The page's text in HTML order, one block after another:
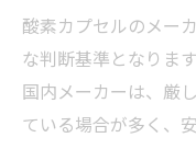
酸素カプセルのメー
な判断基準となりま
国内メーカーは、厳
ている場合が多く、